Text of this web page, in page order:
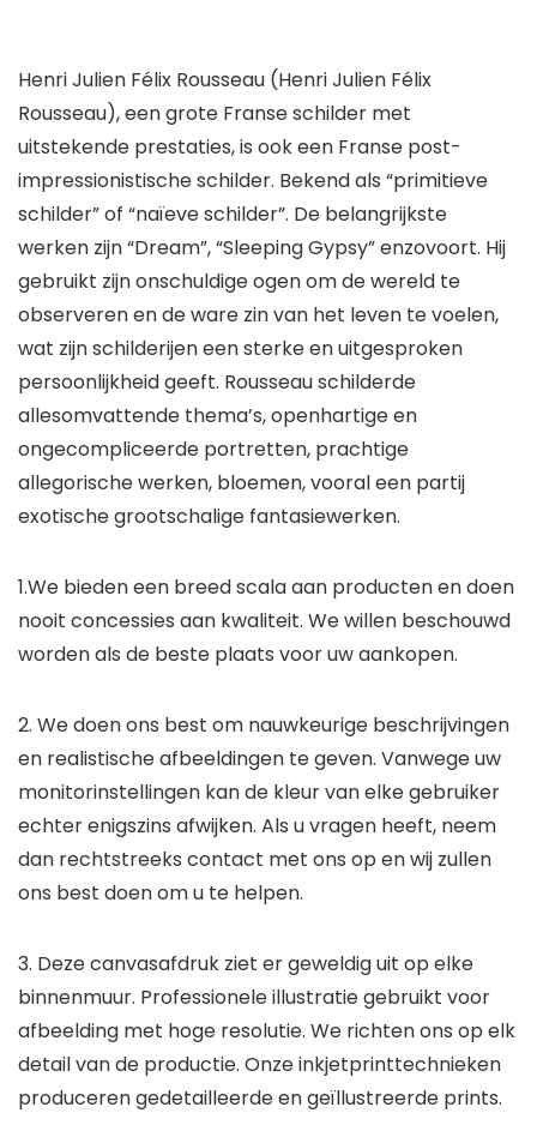
Henri Julien Félix Rousseau (Henri Julien Félix
Rousseau), een grote Franse schilder met
uitstekende prestaties, is ook een Franse post-
impressionistische schilder. Bekend als “primitieve
schilder” of “naïeve schilder”. De belangrijkste
werken zijn “Dream”, “Sleeping Gypsy” enzovoort. Hij
gebruikt zijn onschuldige ogen om de wereld te
observeren en de ware zin van het leven te voelen,
wat zijn schilderijen een sterke en uitgesproken
persoonlijkheid geeft. Rousseau schilderde
allesomvattende thema’s, openhartige en
ongecompliceerde portretten, prachtige
allegorische werken, bloemen, vooral een partij
exotische grootschalige fantasiewerken.
1.We bieden een breed scala aan producten en doen
nooit concessies aan kwaliteit. We willen beschouwd
worden als de beste plaats voor uw aankopen.
2. We doen ons best om nauwkeurige beschrijvingen
en realistische afbeeldingen te geven. Vanwege uw
monitorinstellingen kan de kleur van elke gebruiker
echter enigszins afwijken. Als u vragen heeft, neem
dan rechtstreeks contact met ons op en wij zullen
ons best doen om u te helpen.
3. Deze canvasafdruk ziet er geweldig uit op elke
binnenmuur. Professionele illustratie gebruikt voor
afbeelding met hoge resolutie. We richten ons op elk
detail van de productie. Onze inkjetprinttechnieken
produceren gedetailleerde en geïllustreerde prints.